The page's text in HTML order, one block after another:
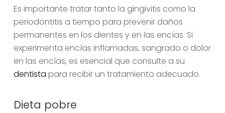
Es importante tratar tanto la gingivitis como la
periodontitis a tiempo para prevenir daños
permanentes en los dientes y en las encías. Si
experimenta encías inflamadas, sangrado o dolor
en las encías, es esencial que consulte a su
dentista para recibir un tratamiento adecuado.
Dieta pobre